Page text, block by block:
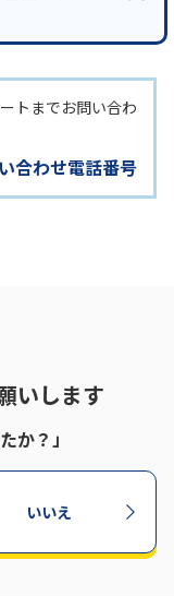
トまでお問い合わ
合わせ電話番号
いします
か？」
いいえ